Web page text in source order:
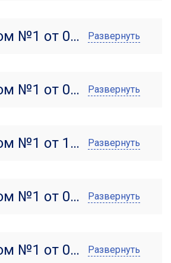
Жилой дом №1 от 08.05.2024 Развернуть
Жилой дом №1 от 01.04.2024 Развернуть
Жилой дом №1 от 11.03.2024 Развернуть
Жилой дом №1 от 06.02.2024 Развернуть
Жилой дом №1 от 08.01.2024 Развернуть